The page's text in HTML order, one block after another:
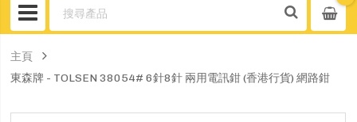
主頁
東森牌 - TOLSEN 38054# 6針8針 兩用電訊鉗 (香港行貨) 網路鉗